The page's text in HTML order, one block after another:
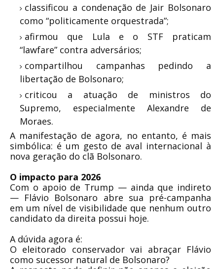
classificou a condenação de Jair Bolsonaro
como “politicamente orquestrada”;
afirmou que Lula e o STF praticam
“lawfare” contra adversários;
compartilhou campanhas pedindo a
libertação de Bolsonaro;
criticou a atuação de ministros do
Supremo, especialmente Alexandre de
Moraes.
A manifestação de agora, no entanto, é mais
simbólica: é um gesto de aval internacional à
nova geração do clã Bolsonaro.
O impacto para 2026
Com o apoio de Trump — ainda que indireto
— Flávio Bolsonaro abre sua pré-campanha
em um nível de visibilidade que nenhum outro
candidato da direita possui hoje.
A dúvida agora é:
O eleitorado conservador vai abraçar Flávio
como sucessor natural de Bolsonaro?